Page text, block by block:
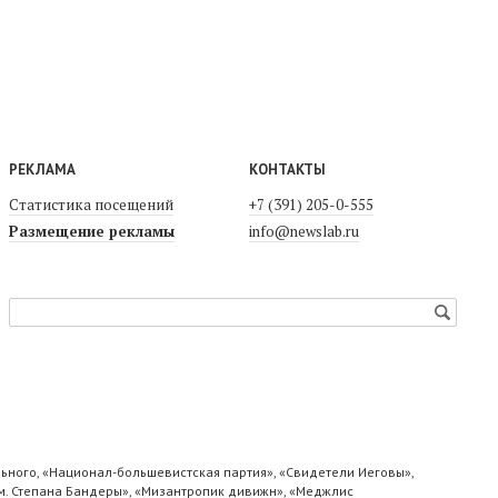
РЕКЛАМА
Статистика посещений
Размещение рекламы
КОНТАКТЫ
+7 (391) 205-0-555
info@newslab.ru
«Национал-большевистская партия», «Свидетели Иеговы»,
Степана Бандеры», «Мизантропик дивижн», «Меджлис